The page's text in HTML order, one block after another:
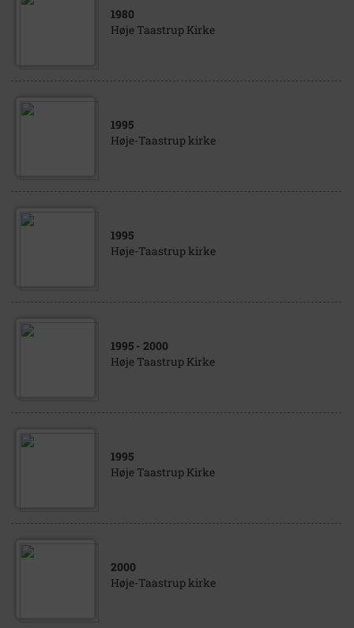
1980
Høje Taastrup Kirke
1995
Høje-Taastrup kirke
1995
Høje-Taastrup kirke
1995 - 2000
Høje Taastrup Kirke
1995
Høje Taastrup Kirke
2000
Høje-Taastrup kirke